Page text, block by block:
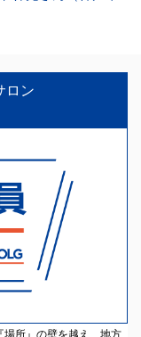
ロン
所』の壁を越え、地方